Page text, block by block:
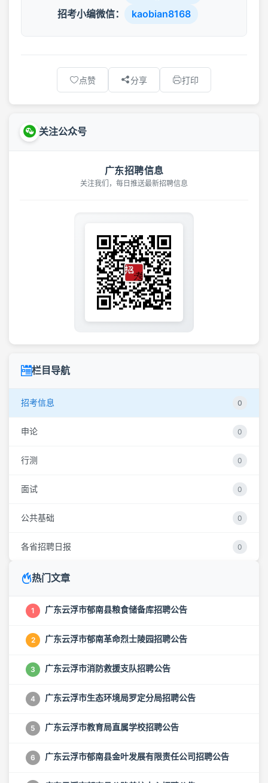
招考小编微信： kaobian8168
点赞 分享 打印
关注公众号
广东招聘信息
关注我们，每日推送最新招聘信息
栏目导航
招考信息 0
申论 0
行测 0
面试 0
公共基础 0
各省招聘日报 0
热门文章
1 广东云浮市郁南县粮食储备库招聘公告
2 广东云浮市郁南革命烈士陵园招聘公告
3 广东云浮市消防救援支队招聘公告
4 广东云浮市生态环境局罗定分局招聘公告
5 广东云浮市教育局直属学校招聘公告
6 广东云浮市郁南县金叶发展有限责任公司招聘公告